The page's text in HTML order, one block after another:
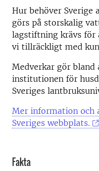
Hur behöver Sverige
görs på storskalig
lagstiftning krävs för
vi tillräckligt med
Medverkar gör bland
institutionen för
Sveriges
Mer information och
Sveriges webbplats.
Fakta